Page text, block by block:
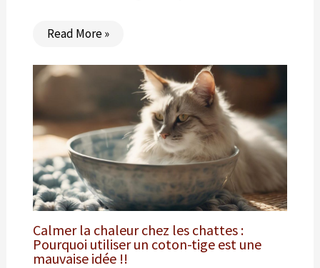
Read More »
Calmer la chaleur chez les chattes :
Pourquoi utiliser un coton-tige est une
mauvaise idée !!